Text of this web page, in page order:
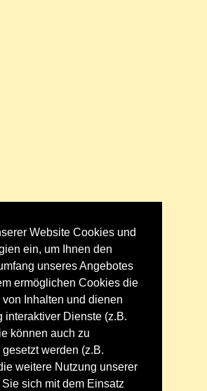
Website Cookies und
ein, um Ihnen den
unseres Angebotes
ermöglichen Cookies die
Inhalten und dienen
interaktiver Dienste (z.B.
können auch zu
werden (z.B.
weitere Nutzung unserer
sich mit dem Einsatz